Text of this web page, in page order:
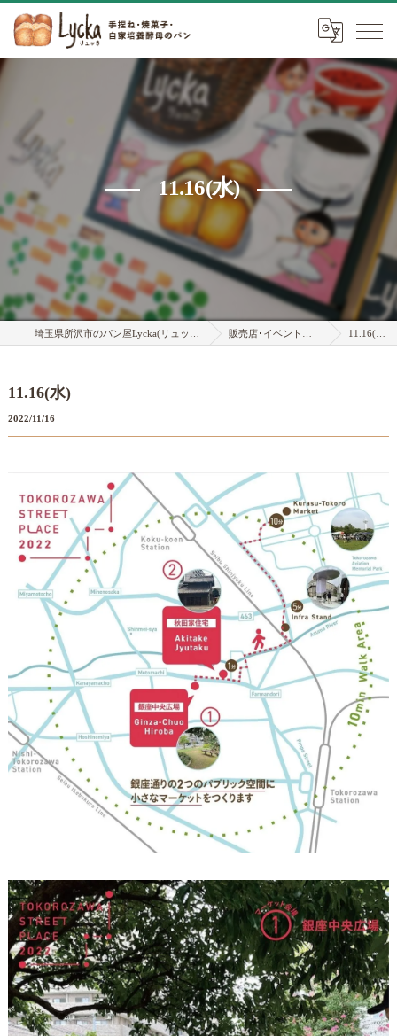
11.16(水)
販売店･イベント情報 11.16(水)
11.16(水)
2022/11/16